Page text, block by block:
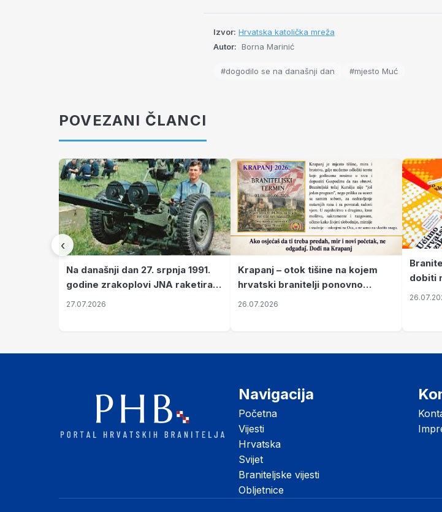
Izvor: Hrvatska katolička mreža
Autor: Borna Marinić
#dogodilo se na današnji dan #mjesto Muć
POVEZANI ČLANCI
‹
Na današnji dan 27. srpnja 1991.
godine zrakoplovi JNA raketirali
su vojarnu i obučni centar "Nikola
27.07.2026
Krapanj – otok tišine na kojem
hrvatski branitelji ponovno
pronalaze mir
26.07.2026
dobiti
Navigacija
Početna
Vijesti
Hrvatska
Svijet
Braniteljske vijesti
Obljetnice